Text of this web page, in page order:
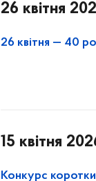
26 квітня
26 квітня — 40
15 квітня
Конкурс